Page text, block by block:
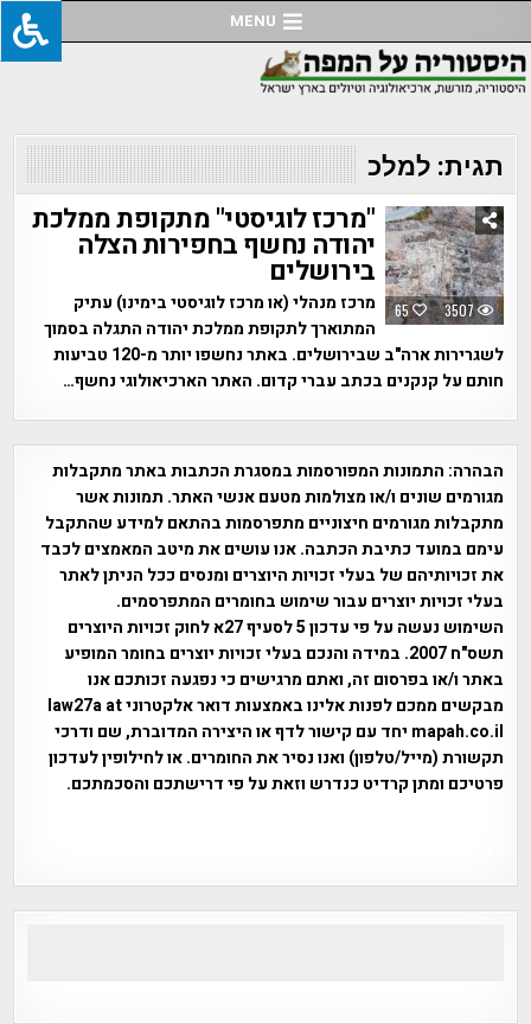
to
content
MENU
תגית: למלכ
65 3507
"מרכז לוגיסטי" מתקופת ממלכת
יהודה נחשף בחפירות הצלה
בירושלים
מרכז מנהלי (או מרכז לוגיסטי בימינו) עתיק
המתוארך לתקופת ממלכת יהודה התגלה בסמוך
לשגרירות ארה"ב שבירושלים. באתר נחשפו יותר מ-120 טביעות
חותם על קנקנים בכתב עברי קדום. האתר הארכיאולוגי נחשף…
הבהרה: התמונות המפורסמות במסגרת הכתבות באתר מתקבלות
מגורמים שונים ו/או מצולמות מטעם אנשי האתר. תמונות אשר
מתקבלות מגורמים חיצוניים מתפרסמות בהתאם למידע שהתקבל
עימם במועד כתיבת הכתבה. אנו עושים את מיטב המאמצים לכבד
את זכויותיהם של בעלי זכויות היוצרים ומנסים ככל הניתן לאתר
בעלי זכויות יוצרים עבור שימוש בחומרים המתפרסמים.
השימוש נעשה על פי עדכון 5 לסעיף 27א לחוק זכויות היוצרים
תשס"ח 2007. במידה והנכם בעלי זכויות יוצרים בחומר המופיע
באתר ו/או בפרסום זה, ואתם מרגישים כי נפגעה זכותכם אנו
מבקשים ממכם לפנות אלינו באמצעות דואר אלקטרוני law27a at
mapah.co.il יחד עם קישור לדף או היצירה המדוברת, שם ודרכי
תקשורת (מייל/טלפון) ואנו נסיר את החומרים. או לחילופין לעדכון
פרטיכם ומתן קרדיט כנדרש וזאת על פי דרישתכם והסכמתכם.